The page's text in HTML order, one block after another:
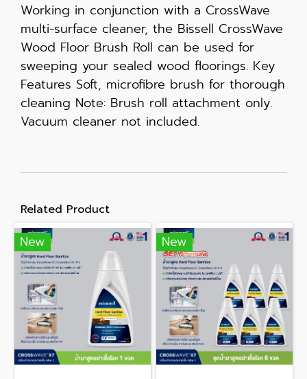
Working in conjunction with a CrossWave
multi-surface cleaner, the Bissell CrossWave
Wood Floor Brush Roll can be used for
sweeping your sealed wood floorings. Key
Features Soft, microfibre brush for thorough
cleaning Note: Brush roll attachment only.
Vacuum cleaner not included.
Related Product
New New